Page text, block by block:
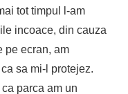
tot timpul l-am
incoace, din cauza
pe ecran, am
sa mi-l protejez.
parca am un